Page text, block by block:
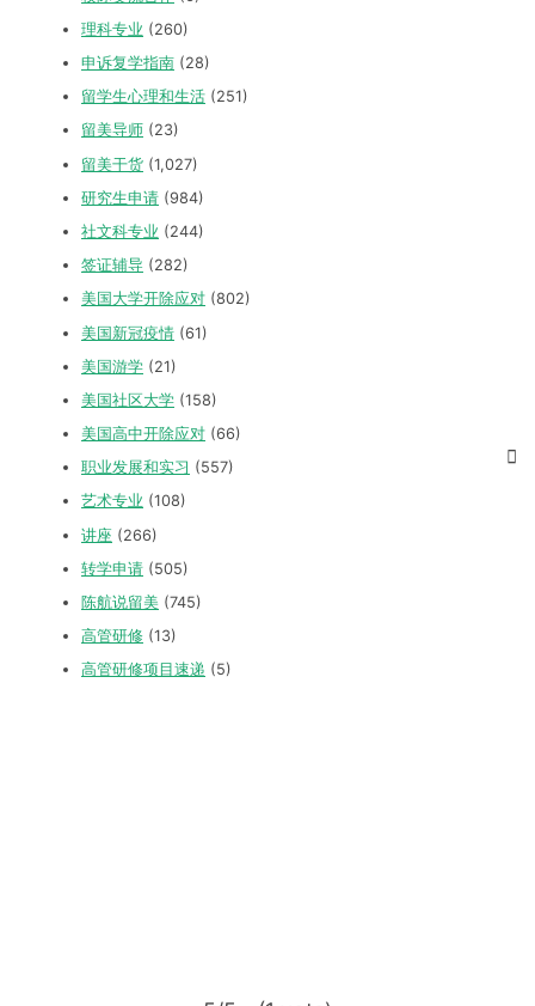
理科专业 (260)
申诉复学指南 (28)
留学生心理和生活 (251)
留美导师 (23)
留美干货 (1,027)
研究生申请 (984)
社文科专业 (244)
签证辅导 (282)
美国大学开除应对 (802)
美国新冠疫情 (61)
美国游学 (21)
美国社区大学 (158)
美国高中开除应对 (66)
职业发展和实习 (557)
艺术专业 (108)
讲座 (266)
转学申请 (505)
陈航说留美 (745)
高管研修 (13)
高管研修项目速递 (5)